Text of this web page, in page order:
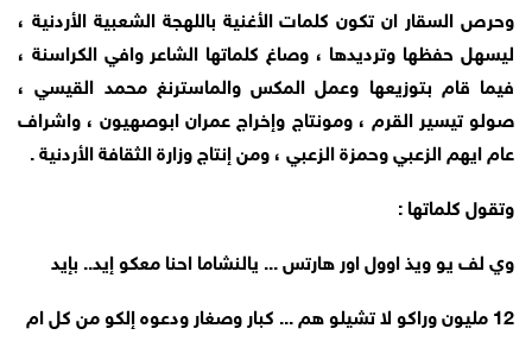
وحرص السقار ان تكون كلمات الأغنية باللهجة الشعبية الأردنية ،
ليسهل حفظها وترديدها ، وصاغ كلماتها الشاعر وافي الكراسنة ،
فيما قام بتوزيعها وعمل المكس والماسترنغ محمد القيسي ،
صولو تيسير القرم ، ومونتاج وإخراج عمران ابوصهيون ، واشراف
عام ايهم الزعبي وحمزة الزعبي ، ومن إنتاج وزارة الثقافة الأردنية .
وتقول كلماتها :
وي لف يو ويذ اوول اور هارتس ... يالنشاما احنا معكو إيد.. بإيد
12 مليون وراكو لا تشيلو هم ... كبار وصغار ودعوه إلكو من كل ام